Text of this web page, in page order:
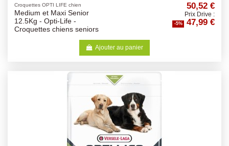
Croquettes OPTI LIFE chien
Medium et Maxi Senior
12.5Kg - Opti-Life -
Croquettes chiens seniors
50,52 €
Prix Drive :
-5% 47,99 €
Ajouter au panier